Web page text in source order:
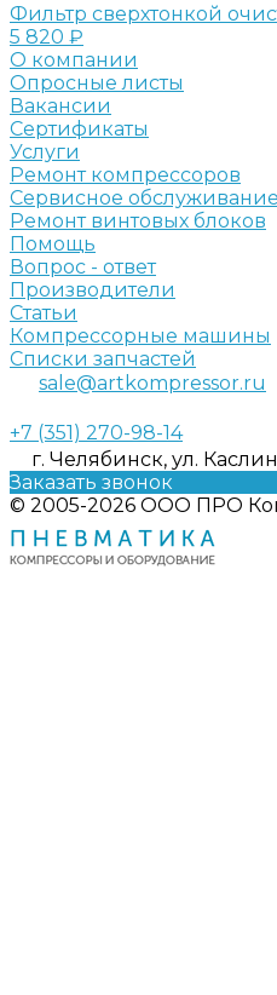
Фильтр сверхтонкой
5 820 ₽
О компании
Опросные листы
Вакансии
Сертификаты
Услуги
Ремонт компрессоров
Сервисное
Ремонт винтовых блоков
Помощь
Вопрос - ответ
Производители
Статьи
Компрессорные машины
Списки запчастей
sale@artkompressor.ru
+7 (351) 270-98-14
г. Челябинск, ул.
Заказать звонок
© 2005-2026 ООО ПРО